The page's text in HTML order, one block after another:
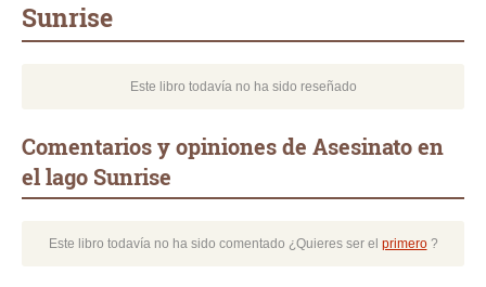
Sunrise
Este libro todavía no ha sido reseñado
Comentarios y opiniones de Asesinato en
el lago Sunrise
Este libro todavía no ha sido comentado ¿Quieres ser el primero?